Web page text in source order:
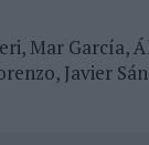
Mar García,
Javier